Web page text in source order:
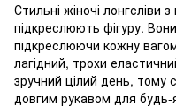
Стильні жіночі лонгсліви
підкреслюють фігуру.
підкреслюючи кожну
лагідний, трохи
зручний цілий день,
довгим рукавом для будь-